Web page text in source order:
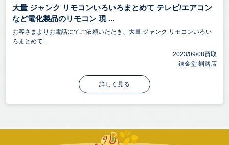
大量 ジャンク リモコンいろいろまとめて テレビ/エアコン
など電化製品のリモコン 現 ...
お客さまよりお電話にてご依頼いただき、大量 ジャンク リモコンいろい
ろまとめて ...
2023/09/08買取
錬金堂 釧路店
詳しく見る